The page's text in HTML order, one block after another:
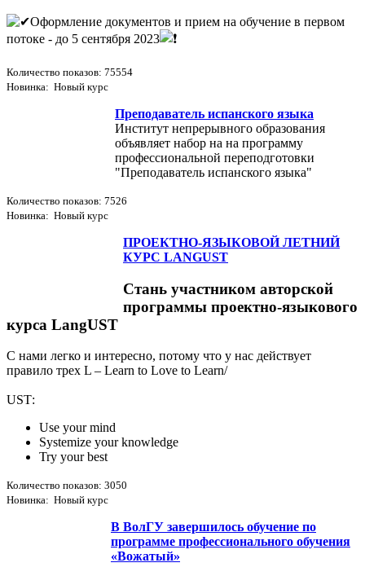
Оформление документов и прием на обучение в первом
потоке - до 5 сентября 2023
Количество показов: 75554
Новинка: Новый курс
Преподаватель испанского языка
Институт непрерывного образования
объявляет набор на на программу
профессиональной переподготовки
"Преподаватель испанского языка"
Количество показов: 7526
Новинка: Новый курс
ПРОЕКТНО-ЯЗЫКОВОЙ ЛЕТНИЙ
КУРС LANGUST
Стань участником авторской
программы проектно-языкового
курса LangUST
С нами легко и интересно, потому что у нас действует
правило трех L – Learn to Love to Learn/
USТ:
Use your mind
Systemize your knowledge
Try your best
Количество показов: 3050
Новинка: Новый курс
В ВолГУ завершилось обучение по
программе профессионального обучения
«Вожатый»